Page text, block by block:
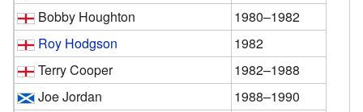
Bobby Houghton
1980–1982
Roy Hodgson
1982
Terry Cooper
1982–1988
Joe Jordan
1988–1990